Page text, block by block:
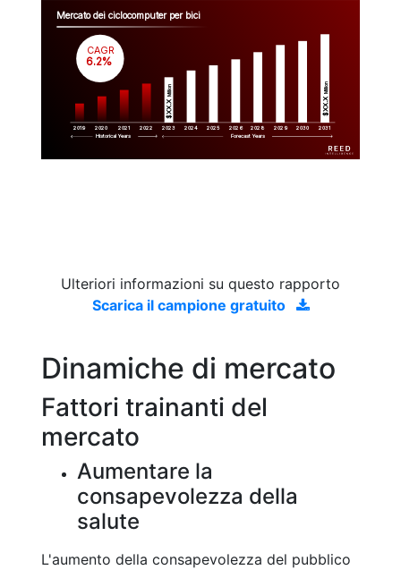
Mercato dei ciclocomputer per bici
2019 2020 2021 2022 2023 2024 2025 2026 2028 2029 2030 2031
$XX.X
Million
$XX.X
Million
CAGR
6.2%
Historical Years Forecast Years
Ulteriori informazioni su questo rapporto
Scarica il campione gratuito
Dinamiche di mercato
Fattori trainanti del
mercato
Aumentare la
consapevolezza della
salute
L'aumento della consapevolezza del pubblico